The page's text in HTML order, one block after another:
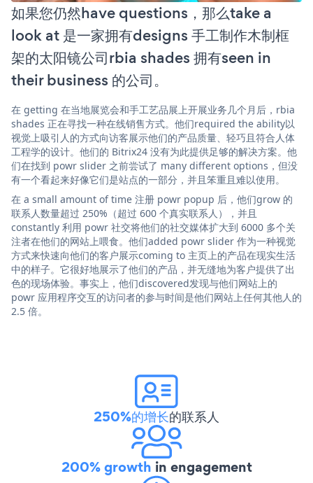
如果您仍然have questions，那么take a
look at 是一家拥有designs 手工制作木制框
架的太阳镜公司rbia shades 拥有seen in
their business 的公司。
在 getting 在当地展览会和手工艺品展上开展业务几个月后，rbia
shades 正在寻找一种在线销售方式。他们required the ability以
视觉上吸引人的方式向访客展示他们的产品质量、轻巧且符合人体
工程学的设计。他们的 Bitrix24 没有为此提供足够的解决方案。他
们在找到 powr slider 之前尝试了 many different options，但没
有一个看起来好像它们是站点的一部分，并且笨重且难以使用。
在 a small amount of time 注册 powr popup 后，他们grow 的
联系人数量超过 250%（超过 600 个真实联系人），并且
constantly 利用 powr 社交将他们的社交媒体扩大到 6000 多个关
注者在他们的网站上喂食。他们added powr slider 作为一种视觉
方式来快速向他们的客户展示coming to 主页上的产品在现实生活
中的样子。它很好地展示了他们的产品，并无缝地为客户提供了出
色的现场体验。事实上，他们discovered发现与他们网站上的
powr 应用程序交互的访问者的参与时间是他们网站上任何其他人的
2.5 倍。
250%的增长的联系人
200% growth in engagement